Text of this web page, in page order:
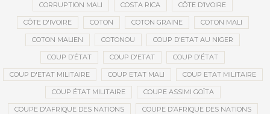
CORRUPTION MALI COSTA RICA CÔTE D’IVOIRE
CÔTE D'IVOIRE COTON COTON GRAINE COTON MALI
COTON MALIEN COTONOU COUP D'ETAT AU NIGER
COUP D’ÉTAT COUP D'ETAT COUP D'ÉTAT
COUP D'ETAT MILITAIRE COUP ETAT MALI COUP ETAT MILITAIRE
COUP ÉTAT MILITAIRE COUPE ASSIMI GOÏTA
COUPE D'AFRIQUE DES NATIONS COUPE D’AFRIQUE DES NATIONS